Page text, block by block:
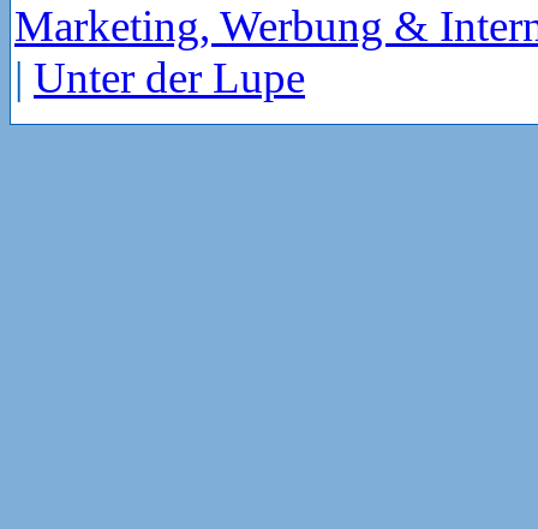
Marketing, Werbung &
| Unter der Lupe